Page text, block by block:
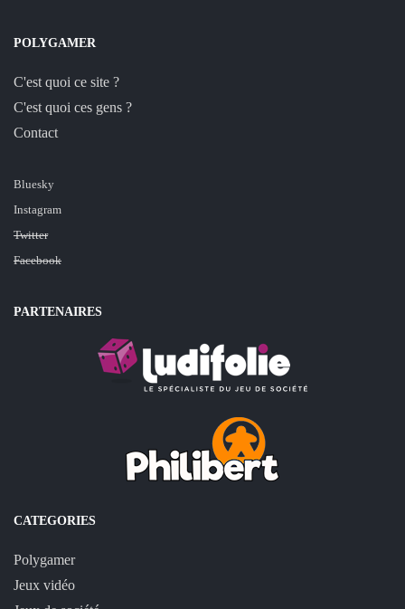
POLYGAMER
C'est quoi ce site ?
C'est quoi ces gens ?
Contact
Bluesky
Instagram
Twitter
Facebook
PARTENAIRES
CATEGORIES
Polygamer
Jeux vidéo